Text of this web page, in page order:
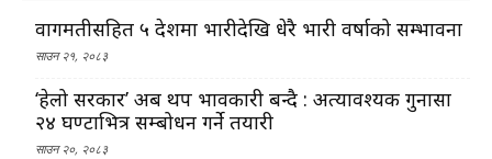
वागमतीसहित ५ प्रदेशमा भारीदेखि धेरै भारी वर्षाको सम्भावना
साउन २१, २०८३
‘हेलो सरकार’ अब थप प्रभावकारी बन्दै : अत्यावश्यक गुनासा
२४ घण्टाभित्र सम्बोधन गर्ने तयारी
साउन २०, २०८३